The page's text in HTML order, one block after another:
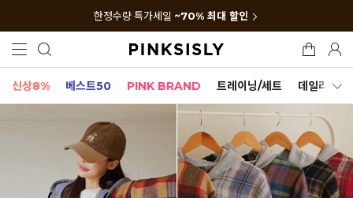
한정수량 특가세일 ~70% 최대 할인
신상8% 베스트50 PINK BRAND 트레이닝/세트 데일리세트